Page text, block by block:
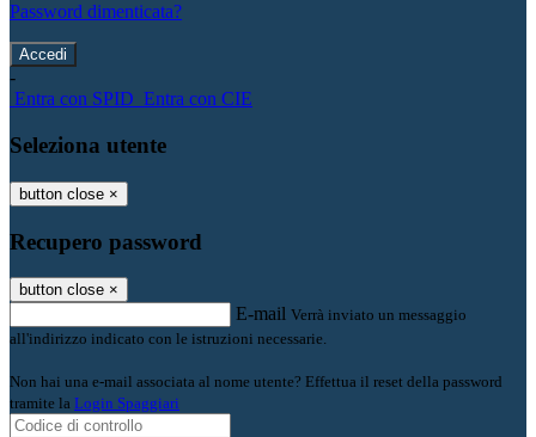
Password dimenticata?
-
Entra con SPID Entra con CIE
Seleziona utente
button close ×
Recupero password
button close ×
E-mail Verrà inviato un messaggio
all'indirizzo indicato con le istruzioni necessarie.
Non hai una e-mail associata al nome utente? Effettua il reset della password
tramite la Login Spaggiari